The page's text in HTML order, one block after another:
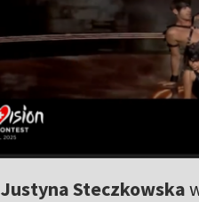
Justyna Steczkowska